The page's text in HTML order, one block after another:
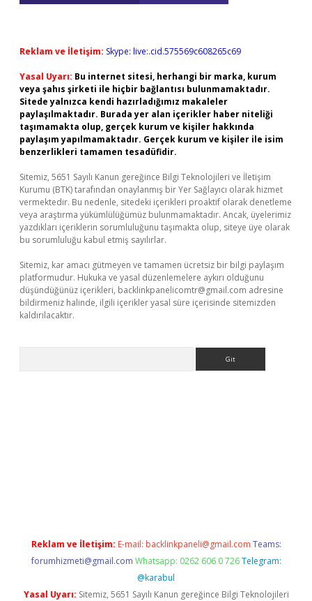
Reklam ve İletişim: Skype: live:.cid.575569c608265c69
Yasal Uyarı: Bu internet sitesi, herhangi bir marka, kurum
veya şahıs şirketi ile hiçbir bağlantısı bulunmamaktadır.
Sitede yalnızca kendi hazırladığımız makaleler
paylaşılmaktadır. Burada yer alan içerikler haber niteliği
taşımamakta olup, gerçek kurum ve kişiler hakkında
paylaşım yapılmamaktadır. Gerçek kurum ve kişiler ile isim
benzerlikleri tamamen tesadüfidir.
Sitemiz, 5651 Sayılı Kanun gereğince Bilgi Teknolojileri ve İletişim
Kurumu (BTK) tarafından onaylanmış bir Yer Sağlayıcı olarak hizmet
vermektedir. Bu nedenle, sitedeki içerikleri proaktif olarak denetleme
veya araştırma yükümlülüğümüz bulunmamaktadır. Ancak, üyelerimiz
yazdıkları içeriklerin sorumluluğunu taşımakta olup, siteye üye olarak
bu sorumluluğu kabul etmiş sayılırlar.
Sitemiz, kar amacı gütmeyen ve tamamen ücretsiz bir bilgi paylaşım
platformudur. Hukuka ve yasal düzenlemelere aykırı olduğunu
düşündüğünüz içerikleri, backlinkpanelicomtr@gmail.com adresine
bildirmeniz halinde, ilgili içerikler yasal süre içerisinde sitemizden
kaldırılacaktır.
Reklam ve İletişim: E-mail: backlinkpaneli@gmail.com Teams:
forumhizmeti@gmail.com Whatsapp: 0262 606 0 726 Telegram:
@karabul
Yasal Uyarı: Sitemiz, 5651 Sayılı Kanun gereğince Bilgi Teknolojileri